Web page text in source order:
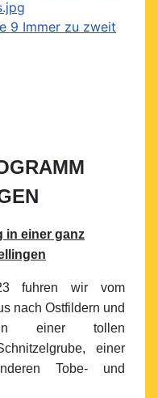
in einer ganz
fuhren wir vom
nach Ostfildern und
einer tollen
einer
Tobe- und